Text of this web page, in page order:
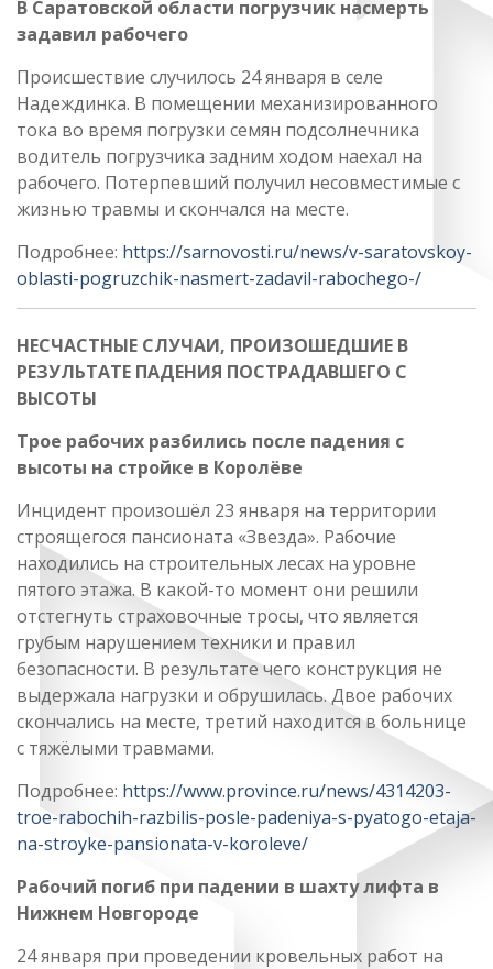
В Саратовской области погрузчик насмерть
задавил рабочего
Происшествие случилось 24 января в селе
Надеждинка. В помещении механизированного
тока во время погрузки семян подсолнечника
водитель погрузчика задним ходом наехал на
рабочего. Потерпевший получил несовместимые с
жизнью травмы и скончался на месте.
Подробнее: https://sarnovosti.ru/news/v-saratovskoy-
oblasti-pogruzchik-nasmert-zadavil-rabochego-/
НЕСЧАСТНЫЕ СЛУЧАИ, ПРОИЗОШЕДШИЕ В
РЕЗУЛЬТАТЕ ПАДЕНИЯ ПОСТРАДАВШЕГО С
ВЫСОТЫ
Трое рабочих разбились после падения с
высоты на стройке в Королёве
Инцидент произошёл 23 января на территории
строящегося пансионата «Звезда». Рабочие
находились на строительных лесах на уровне
пятого этажа. В какой-то момент они решили
отстегнуть страховочные тросы, что является
грубым нарушением техники и правил
безопасности. В результате чего конструкция не
выдержала нагрузки и обрушилась. Двое рабочих
скончались на месте, третий находится в больнице
с тяжёлыми травмами.
Подробнее: https://www.province.ru/news/4314203-
troe-rabochih-razbilis-posle-padeniya-s-pyatogo-etaja-
na-stroyke-pansionata-v-koroleve/
Рабочий погиб при падении в шахту лифта в
Нижнем Новгороде
24 января при проведении кровельных работ на